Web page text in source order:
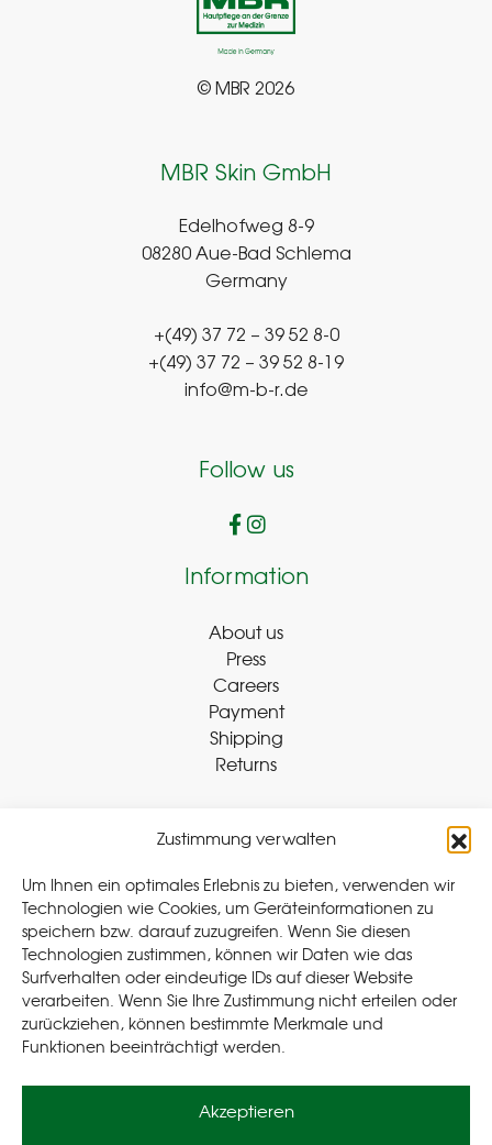
Zustimmung verwalten
Um Ihnen ein optimales Erlebnis zu bieten, verwenden wir
Technologien wie Cookies, um Geräteinformationen zu
speichern bzw. darauf zuzugreifen. Wenn Sie diesen
Technologien zustimmen, können wir Daten wie das
Surfverhalten oder eindeutige IDs auf dieser Website
verarbeiten. Wenn Sie Ihre Zustimmung nicht erteilen oder
zurückziehen, können bestimmte Merkmale und
Funktionen beeinträchtigt werden.
Akzeptieren
© MBR 2026
MBR Skin GmbH
Edelhofweg 8-9
08280 Aue-Bad Schlema
Germany
+(49) 37 72 – 39 52 8-0
+(49) 37 72 – 39 52 8-19
info@m-b-r.de
Follow us
Information
About us
Press
Careers
Payment
Shipping
Returns
Withdraw Contract
Legal
Privacy Policy
Cookie Policy (EU)
Terms & Conditions